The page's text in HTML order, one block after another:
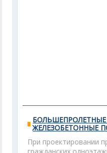
ЖЕЛЕЗОБЕТОННЫЕ
При проектировании